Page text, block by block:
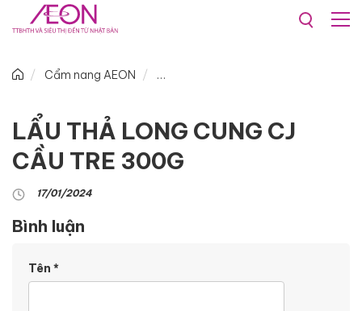
Cẩm nang AEON
LẨU THẢ LONG CUNG CJ
CẦU TRE 300G
17/01/2024
Bình luận
Tên *